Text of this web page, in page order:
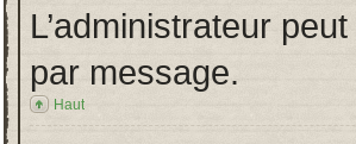
L’administrateur
par message.
Haut